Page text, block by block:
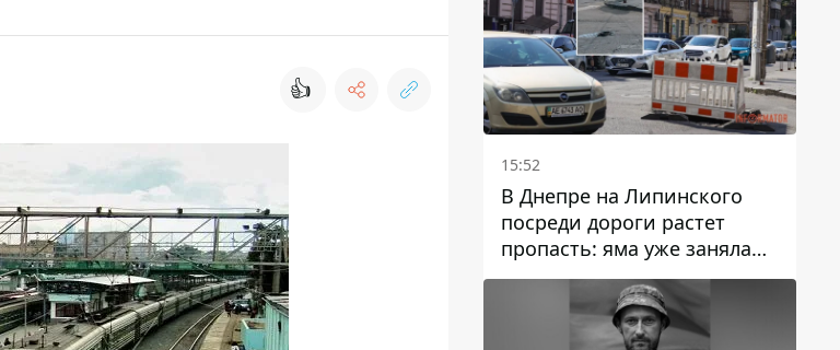
👍
15:52
В Днепре на Липинского
посреди дороги растет
пропасть: яма уже заняла
полосу движения